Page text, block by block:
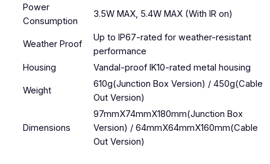
Power
Consumption
3.5W MAX, 5.4W MAX (With IR on)
Weather Proof
Up to IP67-rated for weather-resistant
performance
Housing
Vandal-proof IK10-rated metal housing
Weight
610g(Junction Box Version) / 450g(Cable
Out Version)
Dimensions
97mmX74mmX180mm(Junction Box
Version) / 64mmX64mmX160mm(Cable
Out Version)